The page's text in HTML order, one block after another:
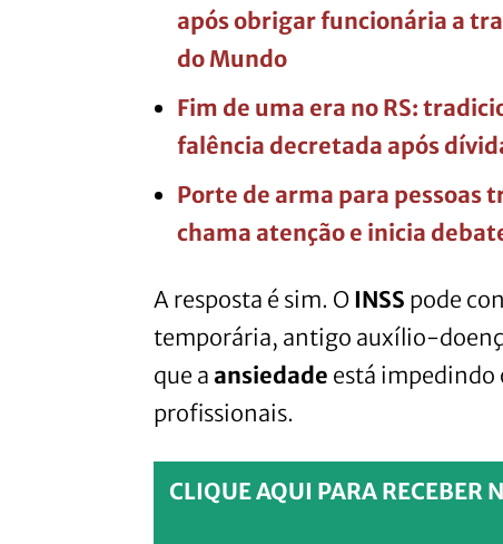
após obrigar funcionária a
do Mundo
Fim de uma era no RS:
falência decretada após
Porte de arma para pessoas
chama atenção e inicia
A resposta é sim. O INSS pode
temporária, antigo auxílio-
que a ansiedade está impedindo
profissionais.
CLIQUE AQUI PARA RECEBER